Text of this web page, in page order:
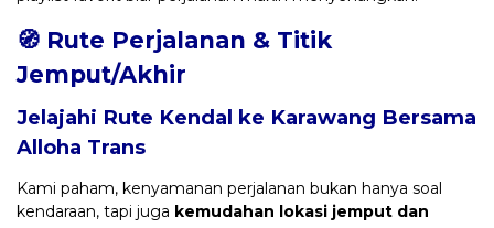
🧭 Rute Perjalanan & Titik
Jemput/Akhir
Jelajahi Rute Kendal ke Karawang Bersama
Alloha Trans
Kami paham, kenyamanan perjalanan bukan hanya soal
kendaraan, tapi juga kemudahan lokasi jemput dan